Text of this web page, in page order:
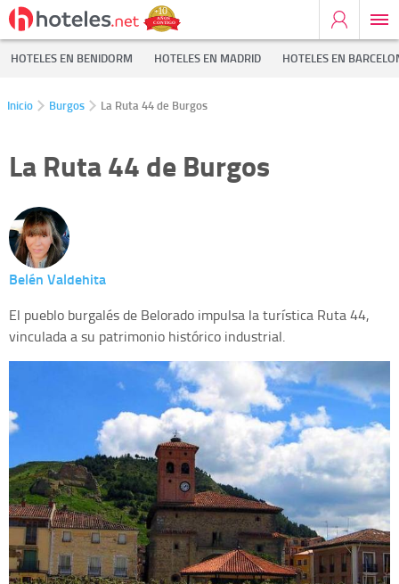
HOTELES EN BENIDORM HOTELES EN MADRID HOTELES EN
Inicio Burgos La Ruta 44 de Burgos
La Ruta 44 de Burgos
Belén Valdehita
El pueblo burgalés de Belorado impulsa la turística Ruta 44,
vinculada a su patrimonio histórico industrial.